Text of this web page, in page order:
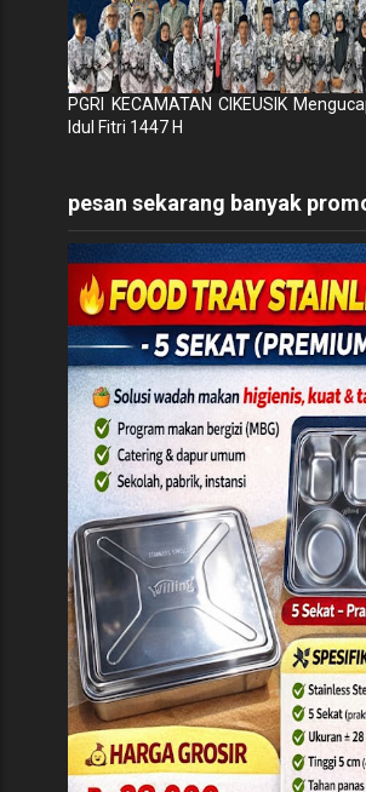
PGRI KECAMATAN CIKEUSIK
Idul Fitri 1447 H
pesan sekarang banyak